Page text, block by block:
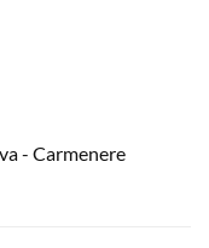
- Carmenere